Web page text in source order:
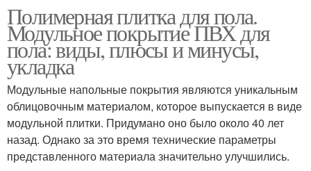
Кварцвиниловая плитка Самоклеющаяся плитка
Модульные
конструкции
Плитка на стену
Полимерная плитка для пола.
Модульное покрытие ПВХ для
пола: виды, плюсы и минусы,
укладка
Модульные напольные покрытия являются уникальным
облицовочным материалом, которое выпускается в виде
модульной плитки. Придумано оно было около 40 лет
назад. Однако за это время технические параметры
представленного материала значительно улучшились.